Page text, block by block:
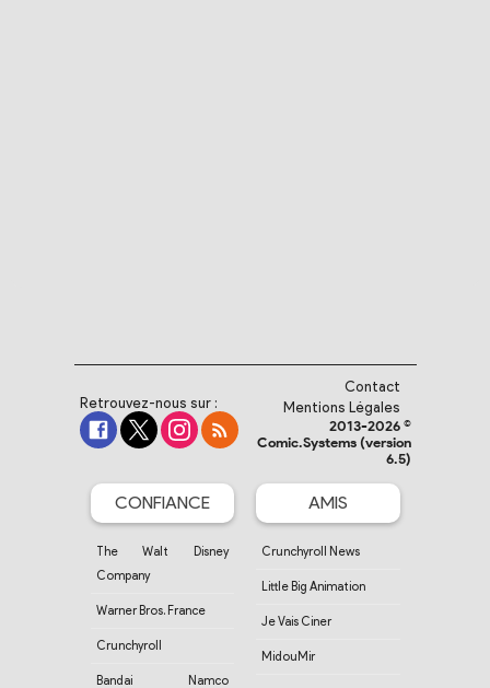
Retrouvez-nous sur :
Contact
Mentions Légales
2013-2026 ©
Comic.Systems (version
6.5)
CONFIANCE
The Walt Disney
Company
Warner Bros. France
Crunchyroll
Bandai Namco
AMIS
Crunchyroll News
Little Big Animation
Je Vais Ciner
MidouMir